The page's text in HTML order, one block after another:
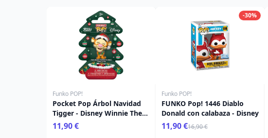
Funko POP!
Pocket Pop Árbol Navidad
Tigger - Disney Winnie The
Pooh
11,90 €
-30%
Funko POP!
FUNKO Pop! 1446 Diablo
Donald con calabaza - Disney
11,90 €16,90 €